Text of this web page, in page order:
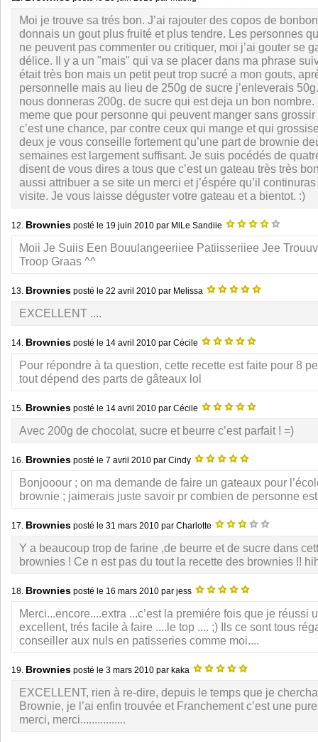
Moi je trouve sa trés bon. J’ai rajouter des copos de
donnais un gout plus fruité et plus tendre. Les personnes
ne peuvent pas commenter ou critiquer, moi j’ai gouter se
délice. Il y a un "mais" qui va se placer dans ma phrase
était très bon mais un petit peut trop sucré a mon gouts,
personnelle mais au lieu de 250g de sucre j’enleverais
nous donneras 200g. de sucre qui est deja un bon
meme que pour personne qui peuvent manger sans
c’est une chance, par contre ceux qui mange et qui
deux je vous conseille fortement qu’une part de brownie
semaines est largement suffisant. Je suis pocédés de
disent de vous dires a tous que c’est un gateau très très
aussi attribuer a se site un merci et j’éspére qu’il
visite. Je vous laisse déguster votre gateau et a bientot. :)
12. Brownies posté le 19 juin 2010 par MlLe Sandiie
Moii Je Suiis Een Bouulangeeriiee Patiisseriiee Jee
Troop Graas ^^
13. Brownies posté le 22 avril 2010 par Melissa
EXCELLENT ....
14. Brownies posté le 14 avril 2010 par Cécile
Pour répondre à ta question, cette recette est faite pour 8
tout dépend des parts de gâteaux lol
15. Brownies posté le 14 avril 2010 par Cécile
Avec 200g de chocolat, sucre et beurre c’est parfait ! =)
16. Brownies posté le 7 avril 2010 par Cindy
Bonjooour ; on ma demande de faire un gateaux pour
brownie ; jaimerais juste savoir pr combien de personne
17. Brownies posté le 31 mars 2010 par Charlotte
Y a beaucoup trop de farine ,de beurre et de sucre dans
brownies ! Ce n est pas du tout la recette des brownies !!
18. Brownies posté le 16 mars 2010 par jess
Merci...encore....extra ...c’est la premiére fois que je réussi
excellent, trés facile à faire ....le top .... ;) Ils ce sont tous
conseiller aux nuls en patisseries comme moi....
19. Brownies posté le 3 mars 2010 par kaka
EXCELLENT, rien à re-dire, depuis le temps que je
Brownie, je l’ai enfin trouvée et Franchement c’est une
merci, merci................